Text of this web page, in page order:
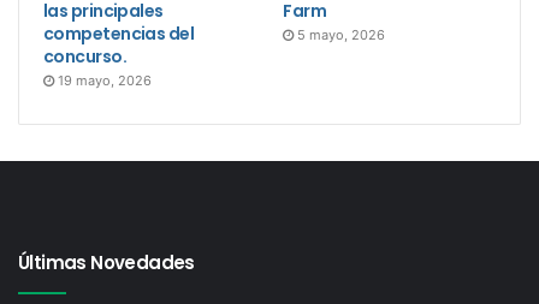
las principales
competencias del
concurso.
19 mayo, 2026
Farm
5 mayo, 2026
Últimas Novedades